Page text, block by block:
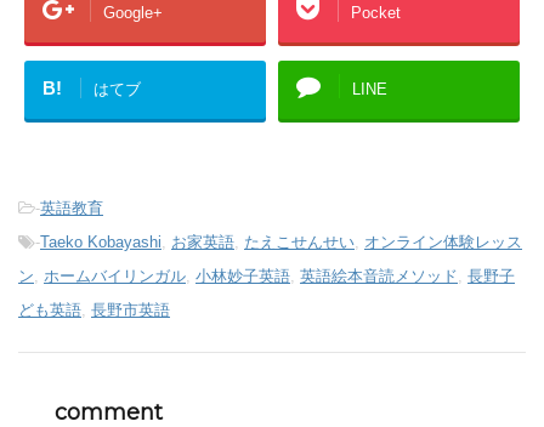
Google+ Pocket
B! はてブ LINE
-英語教育
-Taeko Kobayashi お家英語 たえこせんせい オンライン体験レッス
ン
ホームバイリンガル 小林妙子英語 英語絵本音読メソッド 長野子
ども英語 長野市英語
comment